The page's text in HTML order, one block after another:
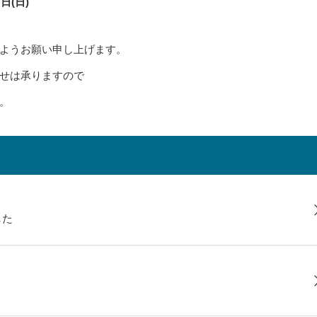
うお願い申し上げます。
は承りますので